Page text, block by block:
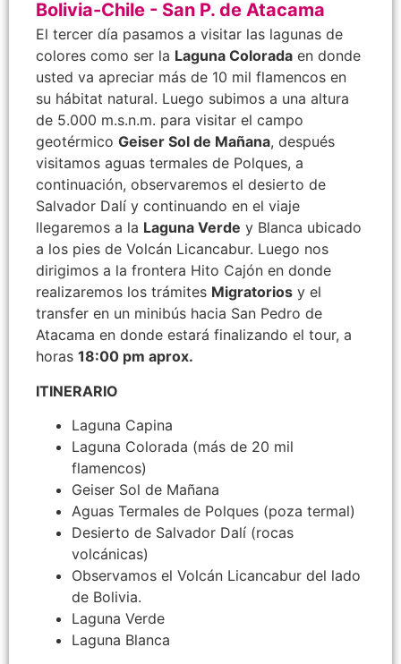
Bolivia-Chile - San P. de Atacama
El tercer día pasamos a visitar las lagunas de
colores como ser la Laguna Colorada en donde
usted va apreciar más de 10 mil flamencos en
su hábitat natural. Luego subimos a una altura
de 5.000 m.s.n.m. para visitar el campo
geotérmico Geiser Sol de Mañana, después
visitamos aguas termales de Polques, a
continuación, observaremos el desierto de
Salvador Dalí y continuando en el viaje
llegaremos a la Laguna Verde y Blanca ubicado
a los pies de Volcán Licancabur. Luego nos
dirigimos a la frontera Hito Cajón en donde
realizaremos los trámites Migratorios y el
transfer en un minibús hacia San Pedro de
Atacama en donde estará finalizando el tour, a
horas 18:00 pm aprox.
ITINERARIO
Laguna Capina
Laguna Colorada (más de 20 mil
flamencos)
Geiser Sol de Mañana
Aguas Termales de Polques (poza termal)
Desierto de Salvador Dalí (rocas
volcánicas)
Observamos el Volcán Licancabur del lado
de Bolivia.
Laguna Verde
Laguna Blanca